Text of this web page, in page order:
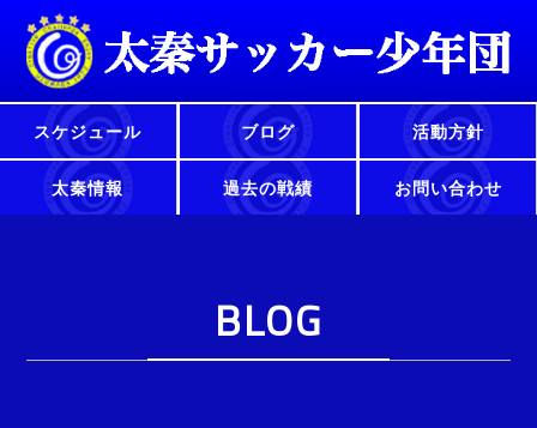
スケジュール ブログ 活動方針
太秦情報 過去の戦績 お問い合わせ
BLOG